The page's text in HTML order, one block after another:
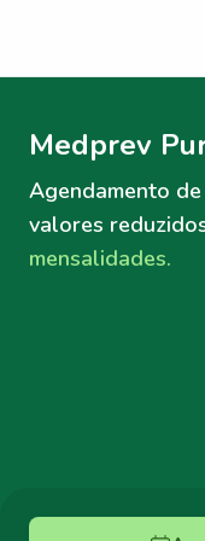
Medprev
Agendamento
valores
mensalidades.